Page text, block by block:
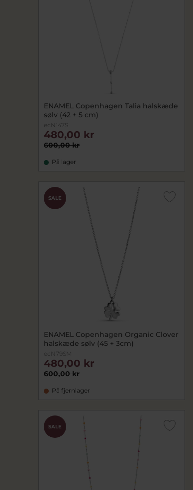
ENAMEL Copenhagen Talia halskæde
sølv (42 + 5 cm)
ecN147S
600,00 kr
480,00 kr
På lager
SALE
ENAMEL Copenhagen Organic Clover
halskæde sølv (45 + 3cm)
ecN79SM
600,00 kr
480,00 kr
På fjernlager
SALE